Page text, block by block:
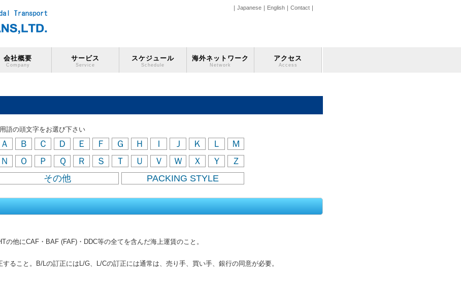
｜ Japanese ｜ English ｜ Contact ｜
会社概要
Company
サービス
Service
スケジュール
Schedule
海外ネットワーク
Network
アクセス
Access
語の頭文字をお選び下さい
Ｍ
Ｌ
Ｋ
Ｊ
Ｉ
Ｈ
Ｇ
Ｆ
Ｅ
Ｄ
Ｃ
Ｂ
Ａ
Ｚ
Ｙ
Ｘ
Ｗ
Ｖ
Ｕ
Ｔ
Ｓ
Ｒ
Ｑ
Ｐ
Ｏ
Ｎ
PACKING STYLE
その他
の他にCAF・BAF (FAF)・DDC等の全てを含んだ海上運賃のこと。
ること。B/Lの訂正にはL/G、L/Cの訂正には通常は、売り手、買い手、銀行の同意が必要。